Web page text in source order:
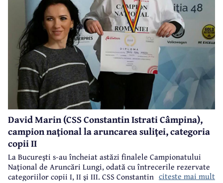
David Marin (CSS Constantin Istrati Câmpina),
campion naţional la aruncarea suliţei, categoria
copii II
La Bucureşti s-au încheiat astăzi finalele Campionatului
Naţional de Aruncări Lungi, odată cu întrecerile rezervate
categoriilor copii I, II şi III. CSS Constantin Istrati Câmpina
citeste mai mult